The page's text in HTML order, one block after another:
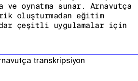
ve oynatma sunar. Arnavutça
oluşturmadan eğitim
çeşitli uygulamalar için